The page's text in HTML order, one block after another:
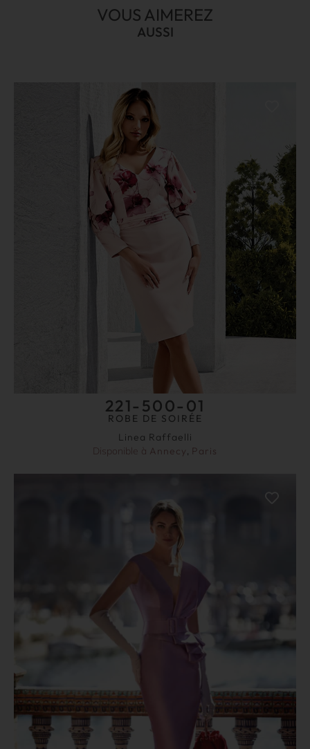
VOUS AIMEREZ
AUSSI
221-500-01
ROBE DE SOIRÉE
Linea Raffaelli
Disponible à Annecy, Paris